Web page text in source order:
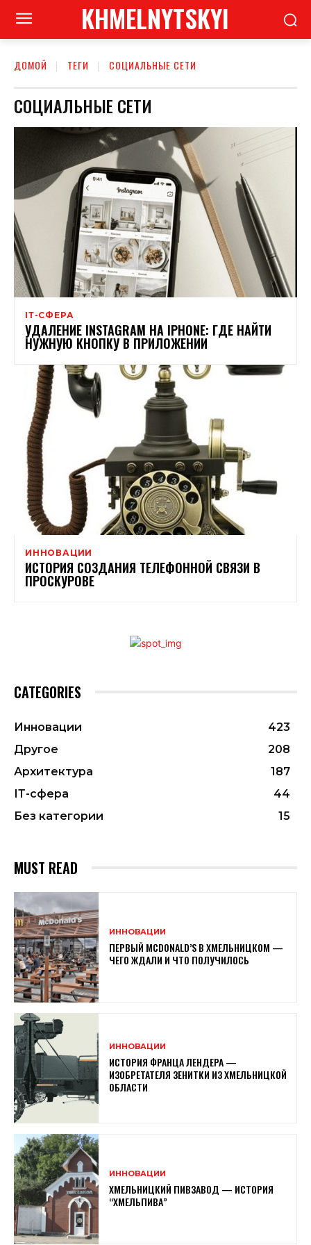
KHMELNYTSKYI
ДОМОЙ ТЕГИ СОЦИАЛЬНЫЕ СЕТИ
СОЦИАЛЬНЫЕ СЕТИ
ІТ-СФЕРА
УДАЛЕНИЕ INSTAGRAM НА IPHONE: ГДЕ НАЙТИ
НУЖНУЮ КНОПКУ В ПРИЛОЖЕНИИ
ИННОВАЦИИ
ИСТОРИЯ СОЗДАНИЯ ТЕЛЕФОННОЙ СВЯЗИ В
ПРОСКУРОВЕ
CATEGORIES
Инновации
423
Другое
208
Архитектура
187
ІТ-сфера
44
Без категории
15
MUST READ
ИННОВАЦИИ
ПЕРВЫЙ MCDONALD’S В ХМЕЛЬНИЦКОМ —
ЧЕГО ЖДАЛИ И ЧТО ПОЛУЧИЛОСЬ
ИННОВАЦИИ
ИСТОРИЯ ФРАНЦА ЛЕНДЕРА —
ИЗОБРЕТАТЕЛЯ ЗЕНИТКИ ИЗ ХМЕЛЬНИЦКОЙ
ОБЛАСТИ
ИННОВАЦИИ
ХМЕЛЬНИЦКИЙ ПИВЗАВОД — ИСТОРИЯ
“ХМЕЛЬПИВА”